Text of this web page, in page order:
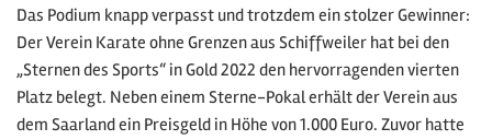
Das Podium knapp verpasst und trotzdem ein stolzer Gewinner:
Der Verein Karate ohne Grenzen aus Schiffweiler hat bei den
„Sternen des Sports“ in Gold 2022 den hervorragenden vierten
Platz belegt. Neben einem Sterne-Pokal erhält der Verein aus
dem Saarland ein Preisgeld in Höhe von 1.000 Euro. Zuvor hatte